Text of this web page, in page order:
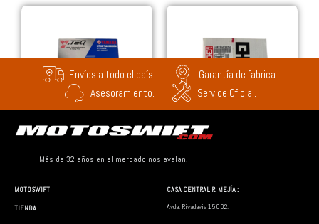
Kit De Transmisión
KIT DE TRASMISION
Kit Transmisión Moto
Envíos a todo el país.
Garantía de fabrica.
Asesoramiento.
Service Oficial.
Más de 32 años en el mercado nos avalan.
MOTOSWIFT
TIENDA
CASA CENTRAL R. MEJÍA :
Avda. Rivadavia 15002.